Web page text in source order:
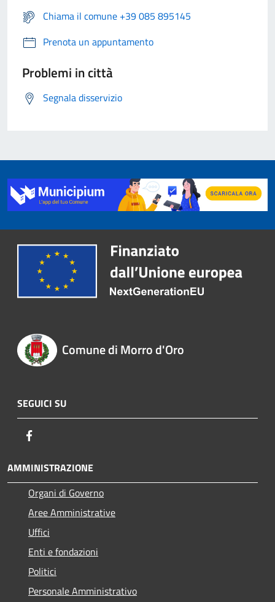
Chiama il comune +39 085 895145
Prenota un appuntamento
Problemi in città
Segnala disservizio
Comune di Morro d'Oro
SEGUICI SU
AMMINISTRAZIONE
Organi di Governo
Aree Amministrative
Uffici
Enti e fondazioni
Politici
Personale Amministrativo